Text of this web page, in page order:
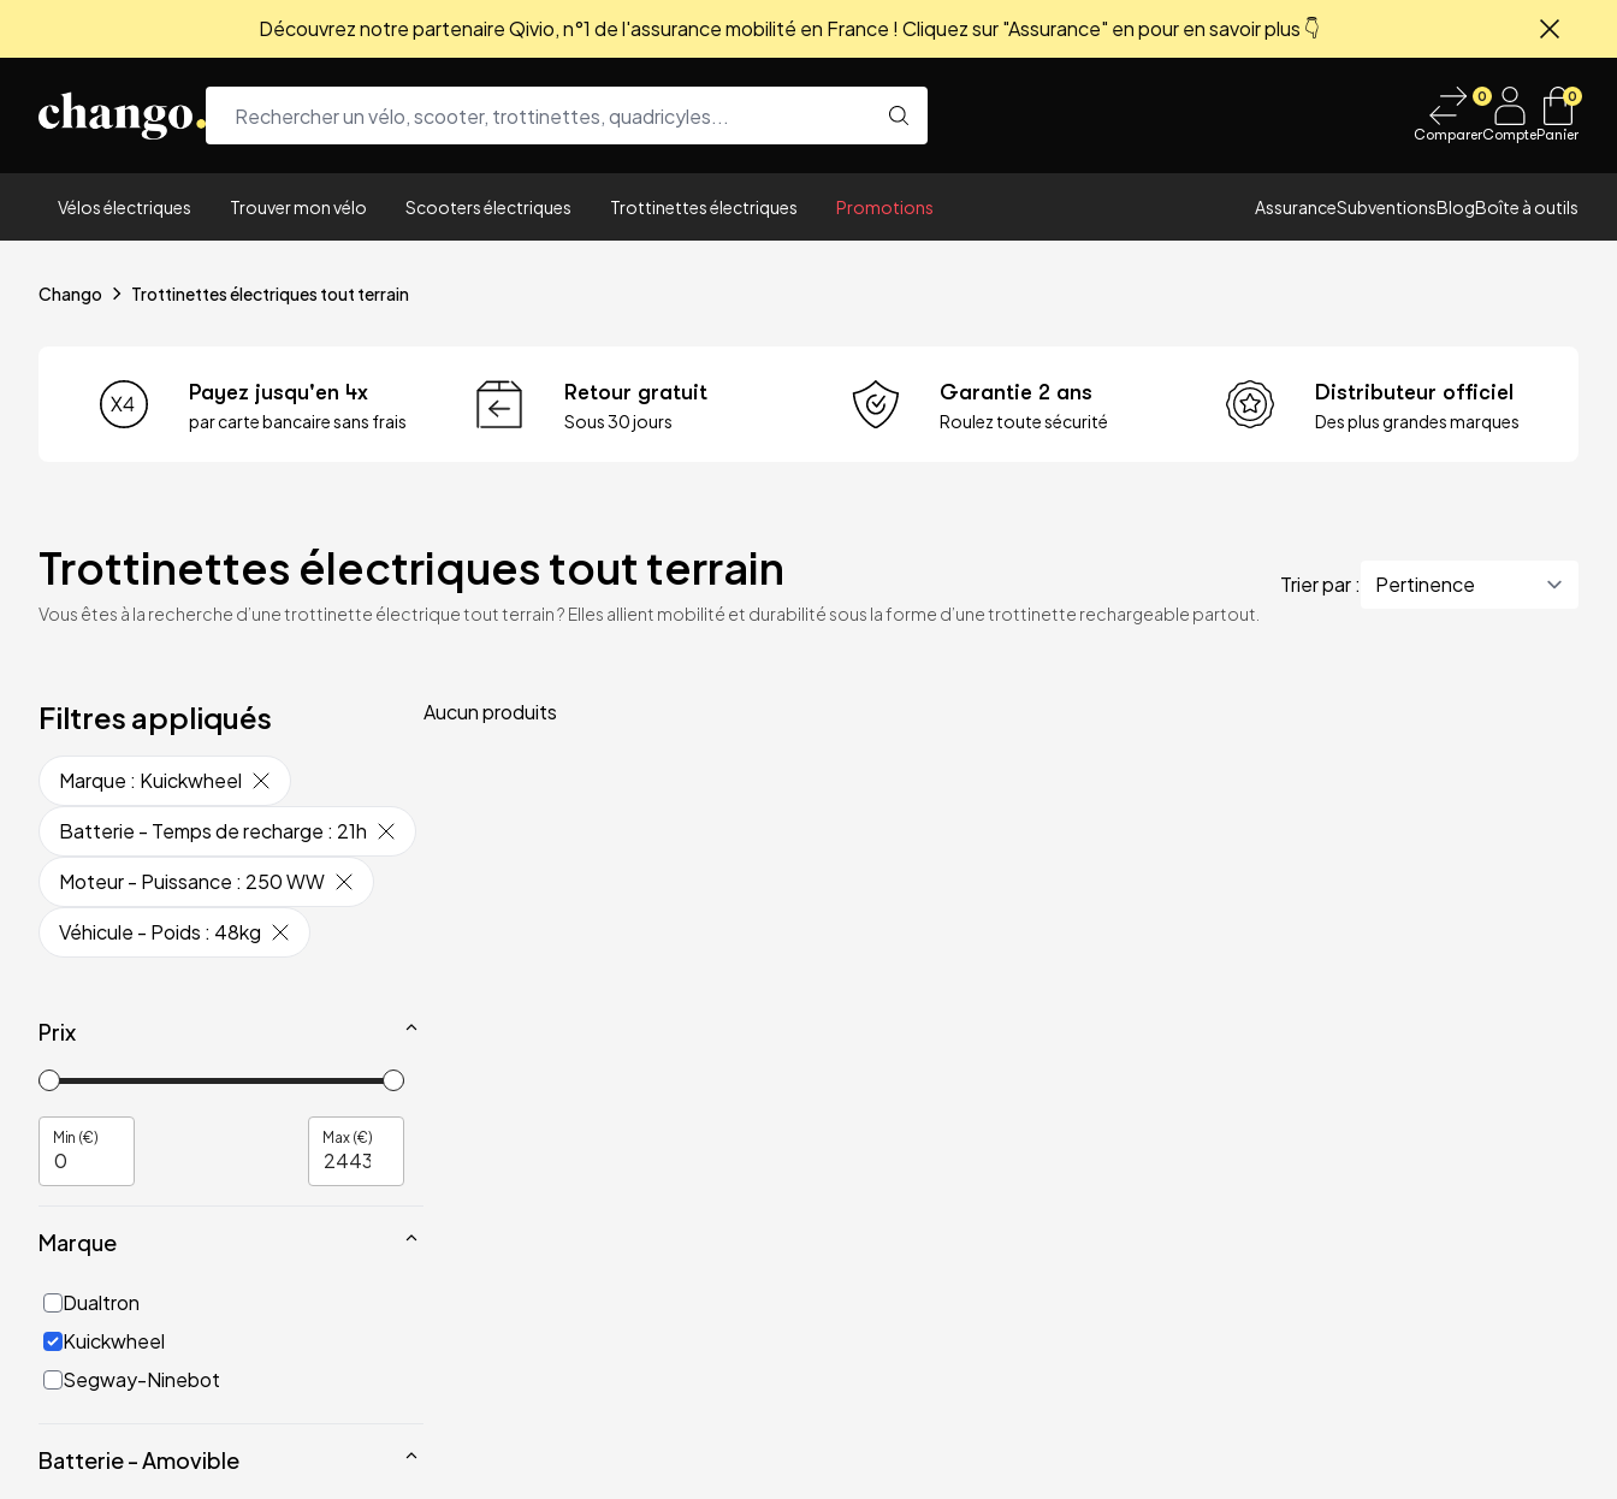
Découvrez notre partenaire Qivio, n°1 de l'assurance mobilité en France ! Cliquez sur "Assurance" en pour en savoir plus 👇
0
ComparerCompte
0
Panier
Vélos électriques Trouver mon vélo Scooters électriques Trottinettes électriques Promotions AssuranceSubventionsBlogBoîte à outils
Chango Trottinettes électriques tout terrain
Payez jusqu'en 4x
par carte bancaire sans frais
Retour gratuit
Sous 30 jours
Garantie 2 ans
Roulez toute sécurité
Distributeur officiel
Des plus grandes marques
Trottinettes électriques tout terrain
Vous êtes à la recherche d’une trottinette électrique tout terrain ? Elles allient mobilité et durabilité sous la forme d’une trottinette rechargeable partout.
Trier par :
Filtres appliqués
Marque : Kuickwheel
Batterie - Temps de recharge : 21h
Moteur - Puissance : 250 WW
Véhicule - Poids : 48kg
Prix
Min (€) Max (€)
Marque
Dualtron
Kuickwheel
Segway-Ninebot
Batterie - Amovible
Aucun produits